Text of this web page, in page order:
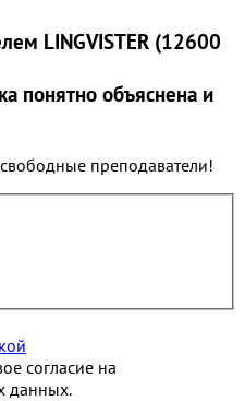
LINGVISTER (12600
понятно объяснена и
преподаватели!
согласие на
данных.